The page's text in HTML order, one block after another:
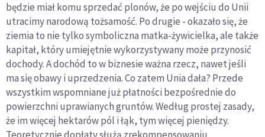
będzie miał komu sprzedać plonów, że po wejściu do Unii
utracimy narodową tożsamość. Po drugie - okazało się, że
ziemia to nie tylko symboliczna matka-żywicielka, ale także
kapitał, który umiejętnie wykorzystywany może przynosić
dochody. A dochód to w biznesie ważna rzecz, nawet jeśli
ma się obawy i uprzedzenia. Co zatem Unia dała? Przede
wszystkim wspomniane już płatności bezpośrednie do
powierzchni uprawianych gruntów. Według prostej zasady,
że im więcej hektarów pól i łąk, tym więcej pieniędzy.